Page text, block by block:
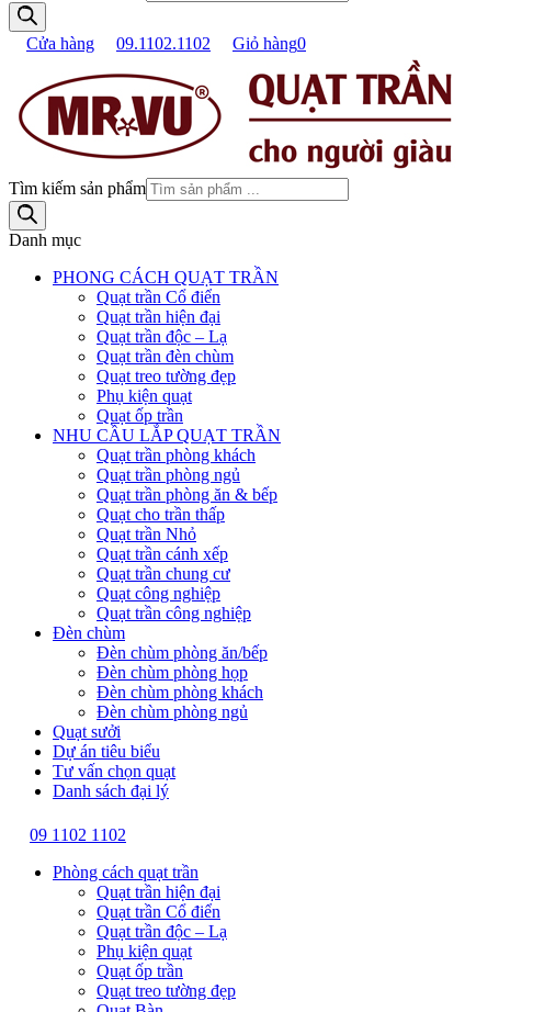
Cửa hàng 09.1102.1102 Giỏ hàng0
Tìm kiếm sản phẩm
Danh mục
PHONG CÁCH QUẠT TRẦN
Quạt trần Cổ điển
Quạt trần hiện đại
Quạt trần độc – Lạ
Quạt trần đèn chùm
Quạt treo tường đẹp
Phụ kiện quạt
Quạt ốp trần
NHU CẦU LẮP QUẠT TRẦN
Quạt trần phòng khách
Quạt trần phòng ngủ
Quạt trần phòng ăn & bếp
Quạt cho trần thấp
Quạt trần Nhỏ
Quạt trần cánh xếp
Quạt trần chung cư
Quạt công nghiệp
Quạt trần công nghiệp
Đèn chùm
Đèn chùm phòng ăn/bếp
Đèn chùm phòng họp
Đèn chùm phòng khách
Đèn chùm phòng ngủ
Quạt sưởi
Dự án tiêu biểu
Tư vấn chọn quạt
Danh sách đại lý
09 1102 1102
Phòng cách quạt trần
Quạt trần hiện đại
Quạt trần Cổ điển
Quạt trần độc – Lạ
Phụ kiện quạt
Quạt ốp trần
Quạt treo tường đẹp